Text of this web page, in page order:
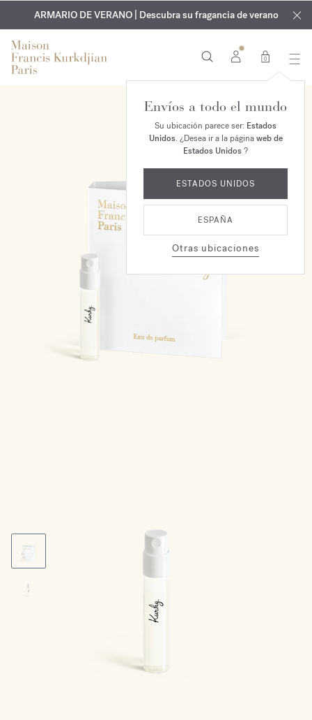
EXCLUSIVO | Descubra la nueva fragancia OUD
velvet mood
en su pedido*
GRABADO GRATUITO | En todas las fragancias y aceites
corporales hasta el 9 de agosto
ARMARIO DE VERANO | Descubra su fragancia de verano
0
Envíos a todo el mundo
Su ubicación parece ser: Estados
Unidos. ¿Desea ir a la páginaweb de
Estados Unidos?
ESTADOS UNIDOS
ESPAÑA
Otras ubicaciones